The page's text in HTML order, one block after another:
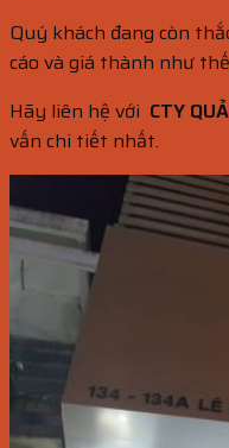
Quý khách đang còn
cáo và giá thành như
Hãy liên hệ với CTY
vấn chi tiết nhất.